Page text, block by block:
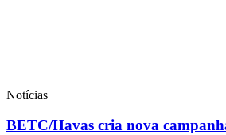
Notícias
BETC/Havas cria nova